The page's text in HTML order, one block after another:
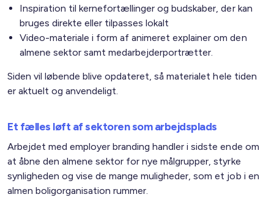
Inspiration til kernefortællinger og budskaber, der kan
bruges direkte eller tilpasses lokalt
Video-materiale i form af animeret explainer om den
almene sektor samt medarbejderportrætter.
Siden vil løbende blive opdateret, så materialet hele tiden
er aktuelt og anvendeligt.
Et fælles løft af sektoren som arbejdsplads
Arbejdet med employer branding handler i sidste ende om
at åbne den almene sektor for nye målgrupper, styrke
synligheden og vise de mange muligheder, som et job i en
almen boligorganisation rummer.